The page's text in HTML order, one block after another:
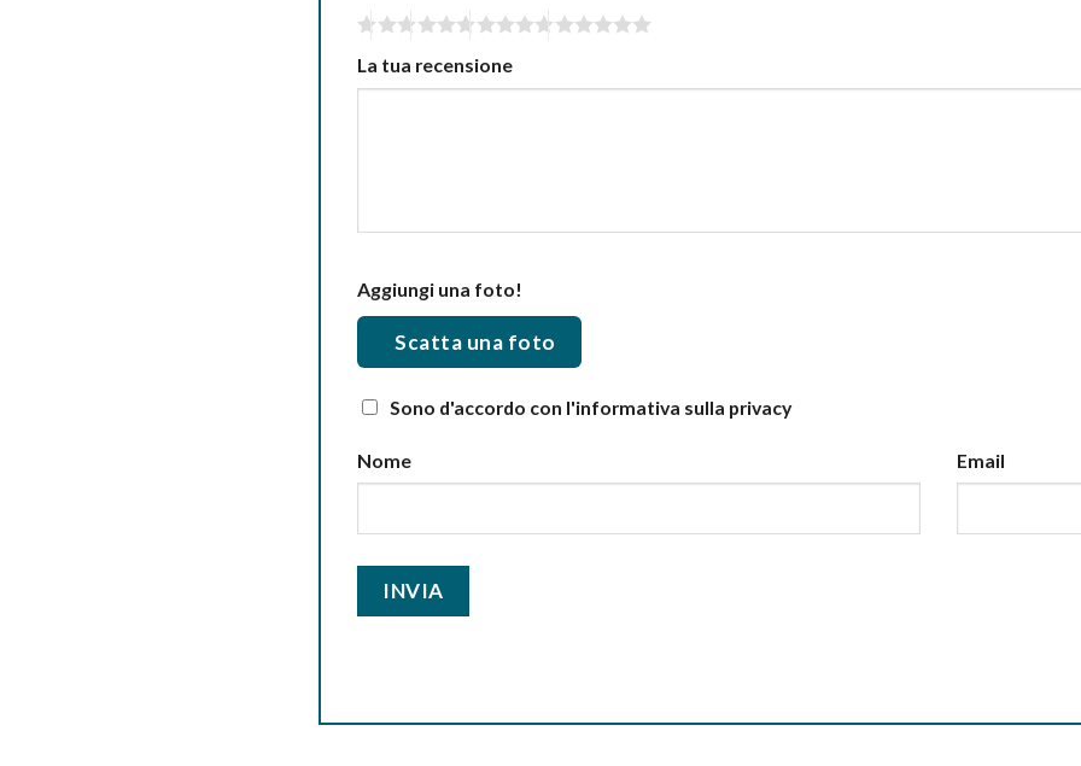
La tua recensione
Aggiungi una foto!
Scatta una foto
Sono d'accordo con l'informativa sulla privacy
Nome Email